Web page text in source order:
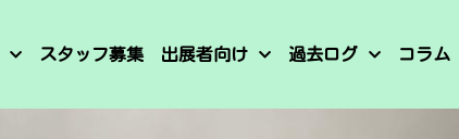
スタッフ募集 出展者向け 過去ログ コラム